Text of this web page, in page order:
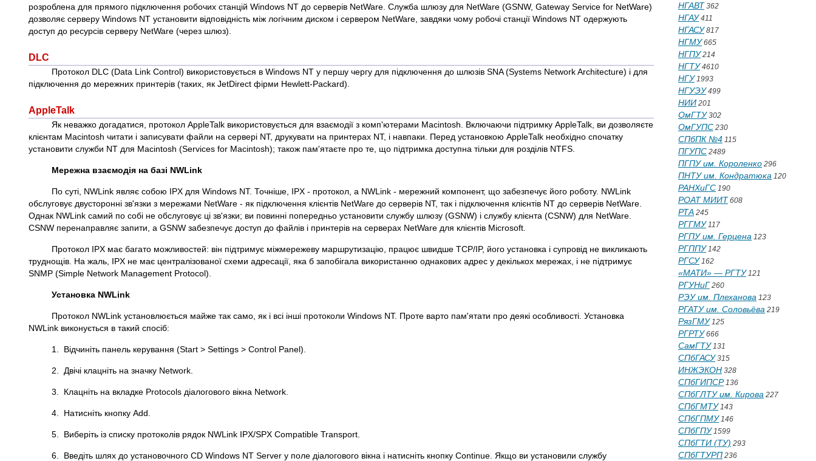
розроблена для прямого підключення робочих станцій Windows NT до серверів NetWare. Служба шлюзу для NetWare (GSNW, Gateway Service for NetWare)
дозволяє серверу Windows NT установити відповідність між логічним диском і сервером NetWare, завдяки чому робочі станції Windows NT одержують
доступ до ресурсів серверу NetWare (через шлюз).
DLC
Протокол DLC (Data Link Control) використовується в Windows NT у першу чергу для підключення до шлюзів SNA (Systems Network Architecture) і для
підключення до мережних принтерів (таких, як JetDirect фірми Hewlett-Packard).
AppleTalk
Як неважко догадатися, протокол AppleTalk використовується для взаємодії з комп'ютерами Macintosh. Включаючи підтримку AppleTalk, ви дозволяєте
клієнтам Macintosh читати і записувати файли на сервері NT, друкувати на принтерах NT, і навпаки. Перед установкою AppleTalk необхідно спочатку
установити служби NT для Macintosh (Services for Macintosh); також пам'ятаєте про те, що підтримка доступна тільки для розділів NTFS.
Мережна взаємодія на базі NWLink
По суті, NWLink являє собою IPX для Windows NT. Точніше, IPX - протокол, a NWLink - мережний компонент, що забезпечує його роботу. NWLink
обслуговує двусторонні зв'язки з мережами NetWare - як підключення клієнтів NetWare до серверів NT, так і підключення клієнтів NT до серверів NetWare.
Однак NWLink самий по собі не обслуговує ці зв'язки; ви повинні попередньо установити службу шлюзу (GSNW) і службу клієнта (CSNW) для NetWare.
CSNW перенаправляє запити, а GSNW забезпечує доступ до файлів і принтерів на серверах NetWare для клієнтів Microsoft.
Протокол IPX має багато можливостей: він підтримує міжмережеву маршрутизацію, працює швидше TCP/IP, його установка і супровід не викликають
труднощів. На жаль, IPX не має централізованої схеми адресації, яка б запобігала використанню однакових адрес у декількох мережах, і не підтримує
SNMP (Simple Network Management Protocol).
Установка NWLink
Протокол NWLink установлюється майже так само, як і всі інші протоколи Windows NT. Проте варто пам'ятати про деякі особливості. Установка
NWLink виконується в такий спосіб:
1. Відчиніть панель керування (Start > Settings > Control Panel).
2. Двічі клацніть на значку Network.
3. Клацніть на вкладке Protocols діалогового вікна Network.
4. Натисніть кнопку Add.
5. Виберіть із списку протоколів рядок NWLink IPX/SPX Compatible Transport.
6. Введіть шлях до установочного CD Windows NT Server у поле діалогового вікна і натисніть кнопку Continue. Якщо ви установили службу
НГАВТ 362
НГАУ411
НГАСУ817
НГМУ665
НГПУ214
НГТУ4610
НГУ1993
НГУЭУ499
НИИ 201
ОмГТУ302
ОмГУПС 230
СПбПК №4 115
ПГУПС 2489
ПГПУ им. Короленко 296
ПНТУ им. Кондратюка 120
РАНХиГС 190
РОАТ МИИТ 608
РТА 245
РГГМУ117
РГПУ им. Герцена 123
РГППУ142
РГСУ162
«МАТИ» — РГТУ121
РГУНиГ 260
РЭУ им. Плеханова 123
РГАТУ им. Соловьёва 219
РязГМУ125
РГРТУ666
СамГТУ131
СПбГАСУ315
ИНЖЭКОН 328
СПбГИПСР136
СПбГЛТУ им. Кирова 227
СПбГМТУ143
СПбГПМУ146
СПбГПУ1599
СПбГТИ (ТУ) 293
СПбГТУРП 236